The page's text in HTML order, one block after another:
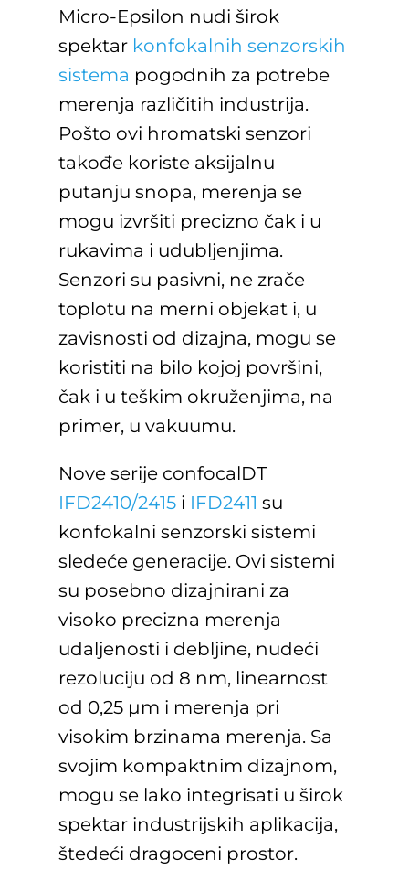
Micro-Epsilon nudi širok
spektar konfokalnih senzorskih
sistema pogodnih za potrebe
merenja različitih industrija.
Pošto ovi hromatski senzori
takođe koriste aksijalnu
putanju snopa, merenja se
mogu izvršiti precizno čak i u
rukavima i udubljenjima.
Senzori su pasivni, ne zrače
toplotu na merni objekat i, u
zavisnosti od dizajna, mogu se
koristiti na bilo kojoj površini,
čak i u teškim okruženjima, na
primer, u vakuumu.
Nove serije confocalDT
IFD2410/2415i IFD2411 su
konfokalni senzorski sistemi
sledeće generacije. Ovi sistemi
su posebno dizajnirani za
visoko precizna merenja
udaljenosti i debljine, nudeći
rezoluciju od 8 nm, linearnost
od 0,25 µm i merenja pri
visokim brzinama merenja. Sa
svojim kompaktnim dizajnom,
mogu se lako integrisati u širok
spektar industrijskih aplikacija,
štedeći dragoceni prostor.